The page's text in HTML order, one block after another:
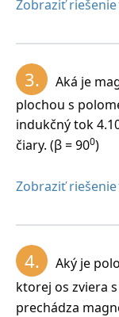
Zobraziť riešenie
Rozbor:
S = a.b =
90 - β = 600
Magnetický
= 1,1.10–3 Wb.
3.
Aká je
plochou s
indukčný tok
čiary. (β = 900)
Zobraziť riešenie
Rozbor:
4.
Aký je
ktorej os zviera
prechádza